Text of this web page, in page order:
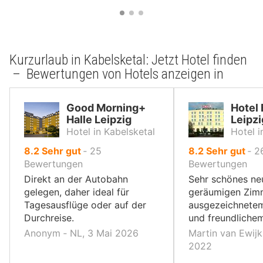
Kurzurlaub in Kabelsketal: Jetzt Hotel finden
– Bewertungen von Hotels anzeigen in
Good Morning+
Halle Leipzig
Hotel in Kabelsketal
8.2von
10,
Sehr gut ‐ 25
Bewertungen
Direkt an der Autobahn
gelegen, daher ideal für
Tagesausflüge oder auf der
Durchreise.
Anonym ‐ NL, 3 Mai 2026
Hotel
Hotel
8.2von
10,
Sehr gut ‐
Bewertungen
Sehr schönes
geräumigen
und
Martin van
2022